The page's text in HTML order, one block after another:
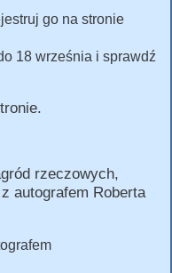
go na stronie
18 września i sprawdź
rzeczowych,
autografem Roberta